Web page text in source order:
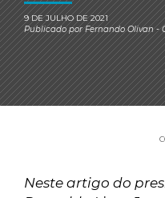
9 DE JULHO DE 2021
Publicado porFernando Olivan-
Neste artigo do